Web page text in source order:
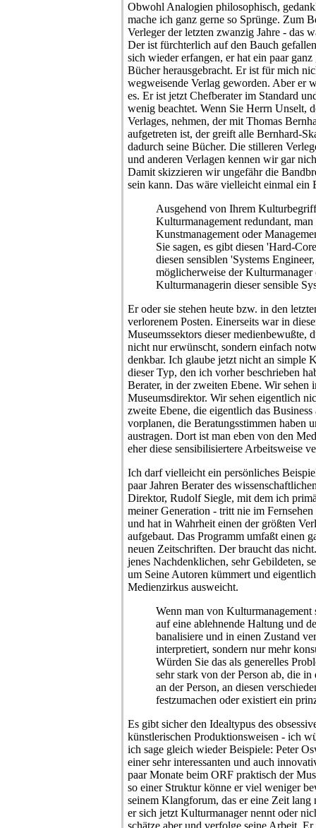
Obwohl Analogien philosophisch,
mache ich ganz gerne so Sprünge. Zum
Verleger der letzten zwanzig Jahre - das
Der ist fürchterlich auf den Bauch
sich wieder erfangen, er hat ein paar
Bücher herausgebracht. Er ist für mich
wegweisende Verlag geworden. Aber er
es. Er ist jetzt Chefberater im Standard
wenig beachtet. Wenn Sie Herrn Unselt,
Verlages, nehmen, der mit Thomas
aufgetreten ist, der greift alle Bernhard-
dadurch seine Bücher. Die stilleren
und anderen Verlagen kennen wir gar
Damit skizzieren wir ungefähr die
sein kann. Das wäre vielleicht einmal ein
Ausgehend von Ihrem
Kulturmanagement redundant,
Kunstmanagement oder
Sie sagen, es gibt diesen 'Hard-
diesen sensiblen 'Systems
möglicherweise der Kulturmanager
Kulturmanagerin dieser sensible
Er oder sie stehen heute bzw. in den
verlorenem Posten. Einerseits war in
Museumssektors dieser medienbewußte,
nicht nur erwünscht, sondern einfach
denkbar. Ich glaube jetzt nicht an simple
dieser Typ, den ich vorher beschrieben
Berater, in der zweiten Ebene. Wir sehen
Museumsdirektor. Wir sehen eigentlich
zweite Ebene, die eigentlich das
vorplanen, die Beratungsstimmen haben
austragen. Dort ist man eben von den
eher diese sensibilisiertere Arbeitsweise
Ich darf vielleicht ein persönliches
paar Jahren Berater des
Direktor, Rudolf Siegle, mit dem ich
meiner Generation - tritt nie im
und hat in Wahrheit einen der größten
aufgebaut. Das Programm umfaßt einen
neuen Zeitschriften. Der braucht das
jenes Nachdenklichen, sehr Gebildeten,
um Seine Autoren kümmert und
Medienzirkus ausweicht.
Wenn man von
auf eine ablehnende Haltung und
banalisiere und in einen Zustand
interpretiert, sondern nur mehr
Würden Sie das als generelles
sehr stark von der Person ab, die in
an der Person, an diesen
festzumachen oder existiert ein
Es gibt sicher den Idealtypus des
künstlerischen Produktionsweisen - ich
ich sage gleich wieder Beispiele: Peter
einer sehr interessanten und auch
paar Monate beim ORF praktisch der
so einer Struktur könne er viel weniger
seinem Klangforum, das er eine Zeit lang
er sich jetzt Kulturmanager nennt oder
schätze aber und verfolge seine Arbeit.